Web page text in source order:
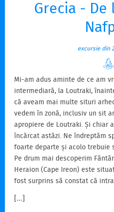
Grecia -
excursie din
Mi-am adus aminte de ce am
intermediară, la Loutraki,
că aveam mai multe situri
vedem în zonă, inclusiv un sit
apropiere de Loutraki. Și chiar
încărcat astăzi. Ne îndreptăm
foarte departe și acolo trebuie
Pe drum mai descoperim
Heraion (Cape Ireon) este
fost surprins să constat că
[...]